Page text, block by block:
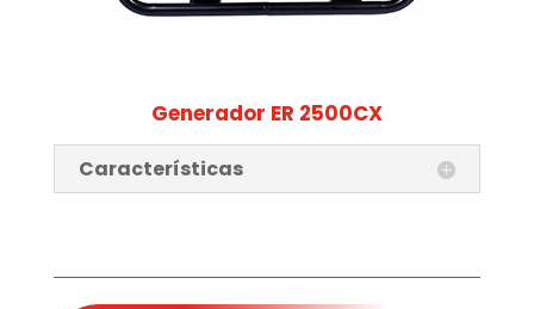
Generador ER 2500CX
Características